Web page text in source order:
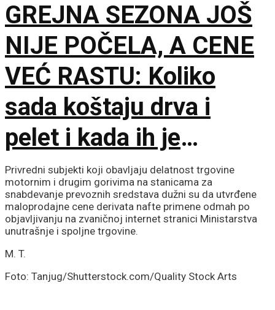
GREJNA SEZONA JOŠ
NIJE POČELA, A CENE
VEĆ RASTU: Koliko
sada koštaju drva i
pelet i kada ih je
najpovoljnije kupiti
Privredni subjekti koji obavljaju delatnost trgovine
motornim i drugim gorivima na stanicama za
snabdevanje prevoznih sredstava dužni su da utvrđene
maloprodajne cene derivata nafte primene odmah po
objavljivanju na zvaničnoj internet stranici Ministarstva
unutrašnje i spoljne trgovine.
M. T.
Foto: Tanjug/Shutterstock.com/Quality Stock Arts